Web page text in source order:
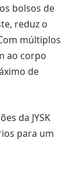
bolsos de
reduz o
múltiplos
ao corpo
de
da JYSK
para um